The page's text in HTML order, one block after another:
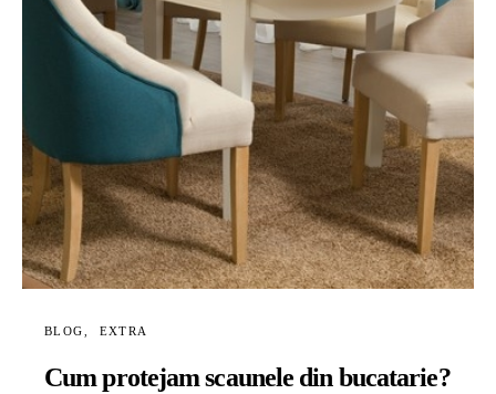
BLOG EXTRA
Cum protejam scaunele din bucatarie?